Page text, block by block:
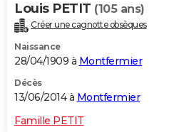
Louis PETIT (105 ans)
Créer une cagnotte obsèques
Naissance
28/04/1909 à Montfermier
Décès
13/06/2014 à Montfermier
Famille PETIT